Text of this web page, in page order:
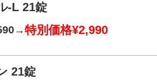
-L 21錠
特別価格¥2,990
21錠